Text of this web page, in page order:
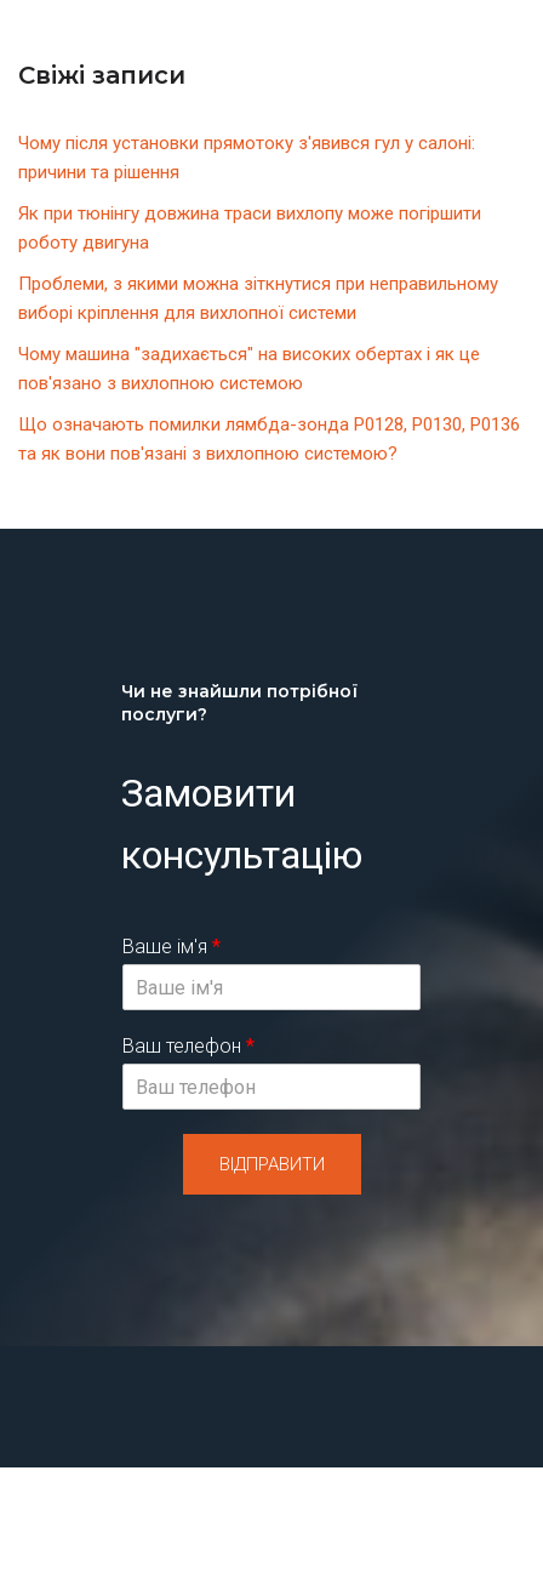
Свіжі записи
Чому після установки прямотоку з'явився гул у салоні:
причини та рішення
Як при тюнінгу довжина траси вихлопу може погіршити
роботу двигуна
Проблеми, з якими можна зіткнутися при неправильному
виборі кріплення для вихлопної системи
Чому машина "задихається" на високих обертах і як це
пов'язано з вихлопною системою
Що означають помилки лямбда-зонда P0128, P0130, P0136
та як вони пов'язані з вихлопною системою?
Чи не знайшли потрібної
послуги?
Замовити
консультацію
Ваше ім'я *
Ваш телефон *
ВІДПРАВИТИ